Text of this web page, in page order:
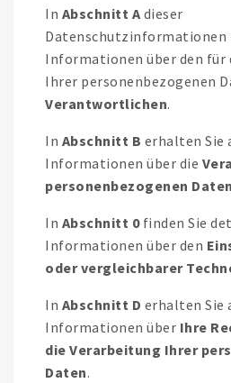
In Abschnitt A dieser
Datenschutzinformationen
Informationen über den für
Ihrer personenbezogenen
Verantwortlichen.
In Abschnitt B erhalten Sie
Informationen über die
personenbezogenen Daten
In Abschnitt 0finden Sie
Informationen über den
oder vergleichbarer
In Abschnitt D erhalten Sie
Informationen über Ihre
die Verarbeitung Ihrer
Daten.